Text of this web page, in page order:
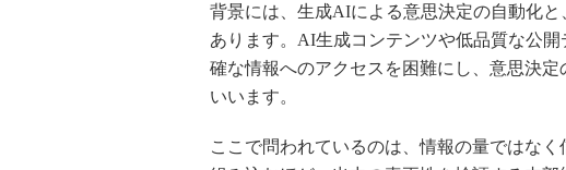
背景には、生成AIによる意思決定の自動化
あります。AI生成コンテンツや低品質な公
確な情報へのアクセスを困難にし、意思決
いいます。
ここで問われているのは、情報の量ではな